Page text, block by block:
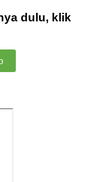
dulu, klik